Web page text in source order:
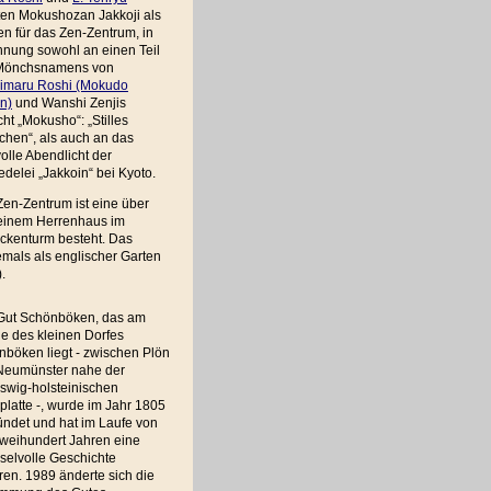
Mokushozan Jakkoji als
für das Zen-Zentrum, in
sowohl an einen Teil
von
Roshi (Mokudo
und Wanshi Zenjis
„Mokusho“: „Stilles
als auch an das
Abendlicht der
„Jakkoin“ bei Kyoto.
Zentrum ist eine über
Herrenhaus im
besteht. Das
als englischer Garten
Schönböken, das am
des kleinen Dorfes
liegt - zwischen Plön
nahe der
holsteinischen
-, wurde im Jahr 1805
und hat im Laufe von
Jahren eine
Geschichte
1989 änderte sich die